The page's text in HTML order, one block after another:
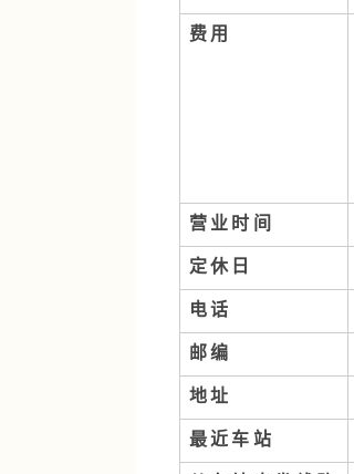
费用
营业时间
定休日
电话
邮编
地址
最近车站